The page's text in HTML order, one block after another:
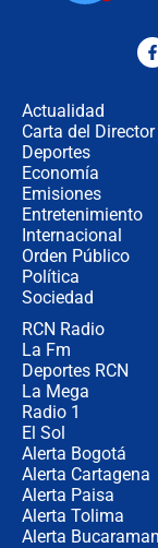
Actualidad
Carta del Director
Deportes
Economía
Emisiones
Entretenimiento
Internacional
Orden Público
Política
Sociedad
RCN Radio
La Fm
Deportes RCN
La Mega
Radio 1
El Sol
Alerta Bogotá
Alerta Cartagena
Alerta Paisa
Alerta Tolima
Alerta